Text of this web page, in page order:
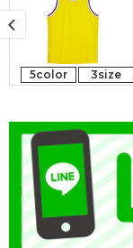
5color 3size